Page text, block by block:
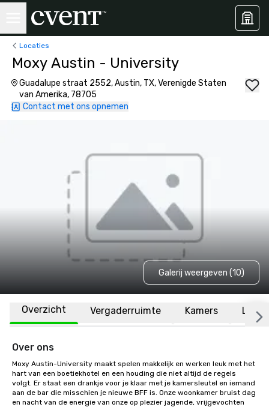
Locaties
Moxy Austin - University
Guadalupe straat 2552, Austin, TX, Verenigde Staten
van Amerika, 78705
Contact met ons opnemen
Galerij weergeven (10)
Overzicht Vergaderruimte Kamers
Over ons
Moxy Austin-University maakt spelen makkelijk en werken leuk met het
hart van een boetiekhotel en een houding die niet altijd de regels
volgt. Er staat een drankje voor je klaar met je kamersleutel en iemand
aan de bar die misschien je nieuwe BFF is. Onze woonkamer bruist dag
en nacht van de energie van onze op plezier jagende, vrijgevochten